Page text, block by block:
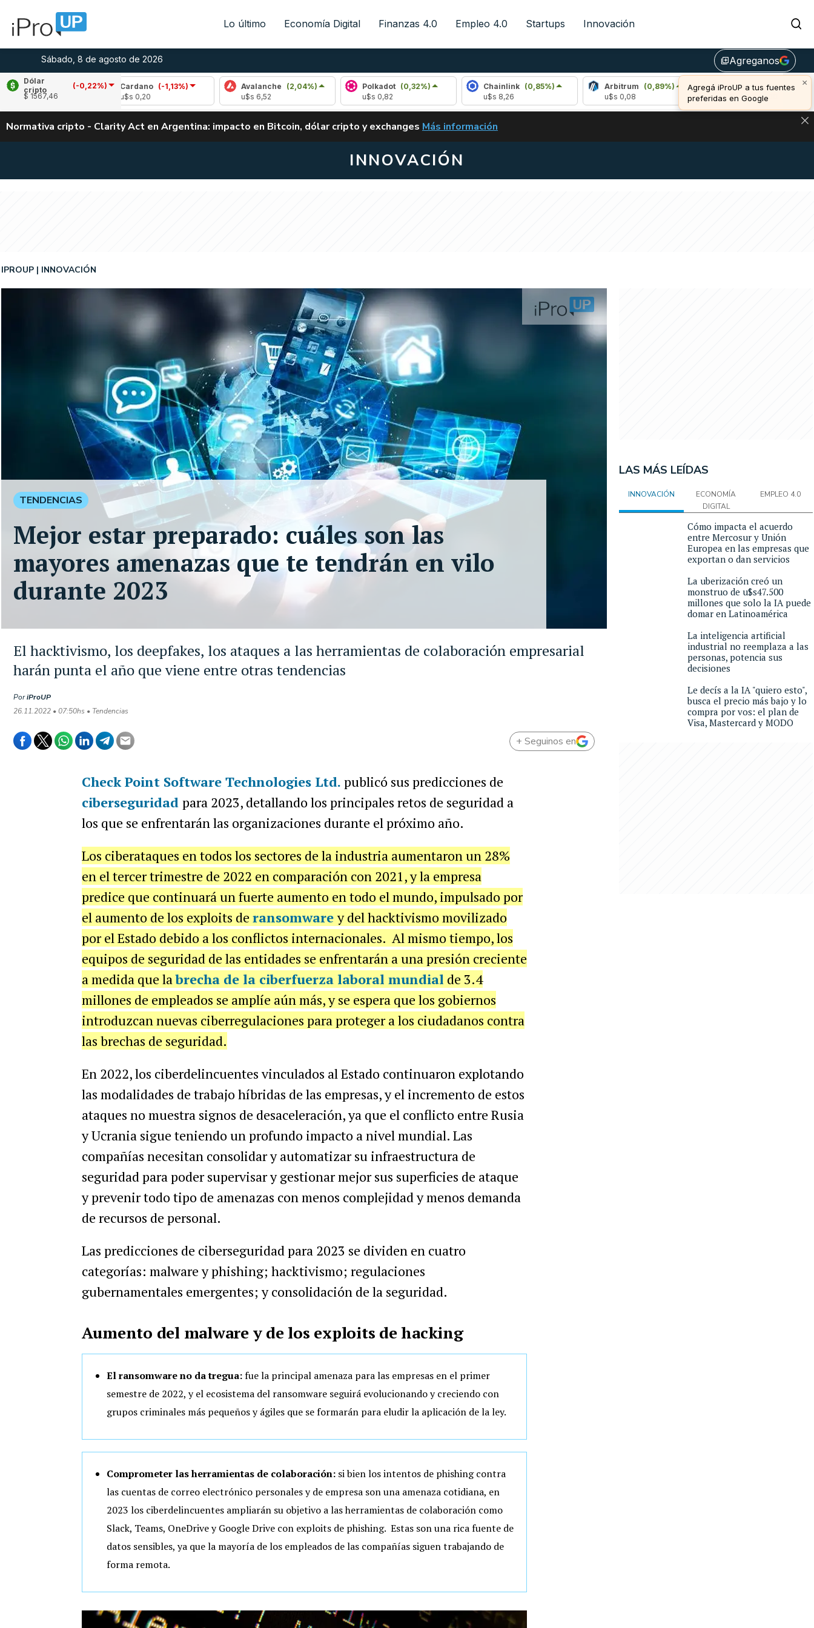
Lo último Economía Digital Finanzas 4.0 Empleo 4.0 Startups Innovación
Sábado, 8 de agosto de 2026 library_addAgreganos
×
Agregá iProUP a tus fuentes
preferidas en Google
Dólar
cripto
(-0,22%)
$ 1567,46
Cardano
(-1,13%)
Avalanche (2,04%)
Polkadot
(0,32%)
Chainlink
(0,85%)
Arbitrum
(0,89%)
Bitcoin (1,01%)
u$s 64.942,00
Normativa cripto - Clarity Act en Argentina: impacto en Bitcoin, dólar cripto y exchanges CLARITY ACT EN ARGENTINA: IMPACTO EN BITCOIN, DÓLAR CRIPTO Y EXCHANGES
Más información
INNOVACIÓN
El hacktivismo, los deepfakes, los ataques a las herramientas de colaboración empresarial
harán punta el año que viene entre otras tendencias
IPROUP INNOVACIÓN
PoriProUP
26.11.2022 • 07:50hs • Tendencias
TENDENCIAS
Mejor estar preparado: cuáles son las
mayores amenazas que te tendrán en vilo
durante 2023
+ Seguinos en
Check Point Software Technologies Ltd. publicó sus predicciones de
ciberseguridad para 2023, detallando los principales retos de seguridad a
los que se enfrentarán las organizaciones durante el próximo año.
Los ciberataques en todos los sectores de la industria aumentaron un 28%
en el tercer trimestre de 2022 en comparación con 2021, y la empresa
predice que continuará un fuerte aumento en todo el mundo, impulsado por
el aumento de los exploits de ransomwarey del hacktivismo movilizado
por el Estado debido a los conflictos internacionales. Al mismo tiempo, los
equipos de seguridad de las entidades se enfrentarán a una presión creciente
a medida que labrecha de la ciberfuerza laboral mundial de 3.4
millones de empleados se amplíe aún más, y se espera que los gobiernos
introduzcan nuevas ciberregulaciones para proteger a los ciudadanos contra
las brechas de seguridad.
En 2022, los ciberdelincuentes vinculados al Estado continuaron explotando
las modalidades de trabajo híbridas de las empresas, y el incremento de estos
ataques no muestra signos de desaceleración, ya que el conflicto entre Rusia
y Ucrania sigue teniendo un profundo impacto a nivel mundial. Las
compañías necesitan consolidar y automatizar su infraestructura de
seguridad para poder supervisar y gestionar mejor sus superficies de ataque
y prevenir todo tipo de amenazas con menos complejidad y menos demanda
de recursos de personal.
Las predicciones de ciberseguridad para 2023 se dividen en cuatro
categorías: malware y phishing; hacktivismo; regulaciones
gubernamentales emergentes; y consolidación de la seguridad.
Aumento del malware y de los exploits de hacking
El ransomware no da tregua:fue la principal amenazapara las empresas en el primer
semestre de 2022, y el ecosistema del ransomware seguirá evolucionando y creciendo con
grupos criminales más pequeños y ágiles que se formarán para eludir la aplicación de la ley.
Comprometer las herramientas de colaboración:si bien los intentos de phishing contra
las cuentas de correo electrónico personales y de empresa son una amenaza cotidiana, en
2023 los ciberdelincuentes ampliarán su objetivo a las herramientas de colaboración como
Slack, Teams, OneDrive y Google Drive con exploits de phishing. Estas son una rica fuente de
datos sensibles, ya que la mayoría de los empleados de las compañías siguen trabajando de
forma remota.
LAS MÁS LEÍDAS
INNOVACIÓN
ECONOMÍA
DIGITAL
EMPLEO 4.0
Cómo impacta el acuerdo
entre Mercosur y Unión
Europea en las empresas que
exportan o dan servicios
La uberización creó un
monstruo de u$s47.500
millones que solo la IA puede
domar en Latinoamérica
La inteligencia artificial
industrial no reemplaza a las
personas, potencia sus
decisiones
Le decís a la IA "quiero esto",
busca el precio más bajo y lo
compra por vos: el plan de
Visa, Mastercard y MODO